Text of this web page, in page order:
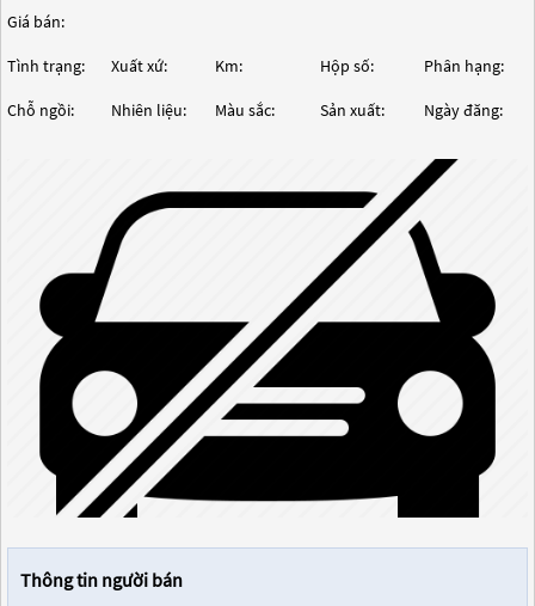
Giá bán:
Tình trạng: Xuất xứ: Km: Hộp số: Phân hạng:
Chỗ ngồi: Nhiên liệu: Màu sắc: Sản xuất: Ngày đăng:
Thông tin người bán